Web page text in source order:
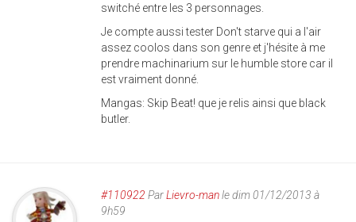
switché entre les 3 personnages.
Je compte aussi tester Don't starve qui a l'air
assez coolos dans son genre et j'hésite à me
prendre machinarium sur le humble store car il
est vraiment donné.
Mangas: Skip Beat! que je relis ainsi que black
butler.
#110922 ParLievro-manle dim 01/12/2013 à
9h59